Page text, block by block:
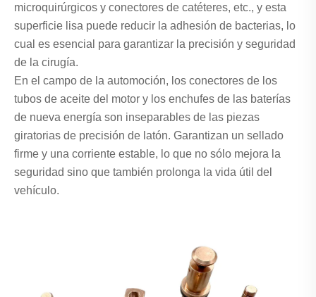
microquirúrgicos y conectores de catéteres, etc., y esta
superficie lisa puede reducir la adhesión de bacterias, lo
cual es esencial para garantizar la precisión y seguridad
de la cirugía.
En el campo de la automoción, los conectores de los
tubos de aceite del motor y los enchufes de las baterías
de nueva energía son inseparables de las piezas
giratorias de precisión de latón. Garantizan un sellado
firme y una corriente estable, lo que no sólo mejora la
seguridad sino que también prolonga la vida útil del
vehículo.